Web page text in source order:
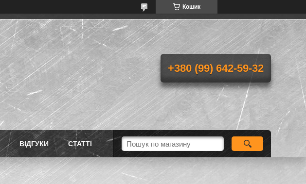
Кошик
+380 (99) 642-59-32
ВІДГУКИ СТАТТІ